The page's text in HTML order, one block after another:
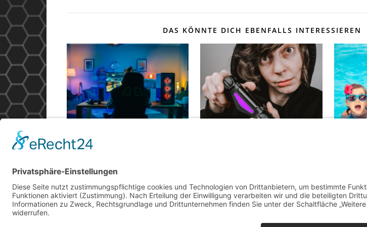
DAS KÖNNTE DICH EBENFALLS INTERESSIEREN
Kühler spielen: Praktische
im Spielezimmer
April 30, 2024 November 25, 2024 Mai 31, 2022